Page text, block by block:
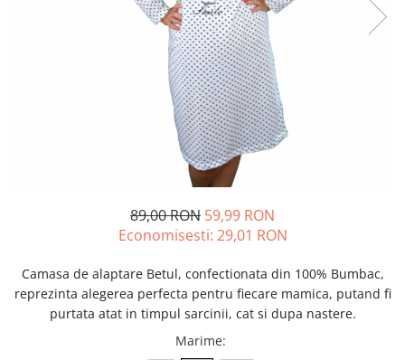
89,00 RON 59,99 RON
Economisesti: 29,01 RON
Camasa de alaptare Betul, confectionata din 100% Bumbac,
reprezinta alegerea perfecta pentru fiecare mamica, putand fi
purtata atat in timpul sarcinii, cat si dupa nastere.
Marime: